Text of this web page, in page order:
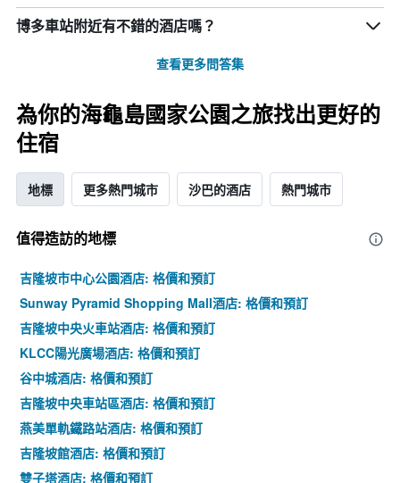
博多車站附近有不錯的酒店嗎？
查看更多問答集
為你的海龜島國家公園之旅找出更好的
住宿
地標 更多熱門城市 沙巴的酒店 熱門城市
值得造訪的地標
吉隆坡市中心公園酒店: 格價和預訂
Sunway Pyramid Shopping Mall酒店: 格價和預訂
吉隆坡中央火車站酒店: 格價和預訂
KLCC陽光廣場酒店: 格價和預訂
谷中城酒店: 格價和預訂
吉隆坡中央車站區酒店: 格價和預訂
燕美單軌鐵路站酒店: 格價和預訂
吉隆坡館酒店: 格價和預訂
雙子塔酒店: 格價和預訂